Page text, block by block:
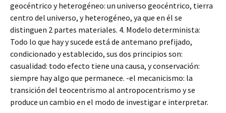
geocéntrico y heterogéneo: un universo geocéntrico, tierra
centro del universo, y heterogéneo, ya que en él se
distinguen 2 partes materiales. 4. Modelo determinista:
Todo lo que hay y sucede está de antemano prefijado,
condicionado y establecido, sus dos principios son:
casualidad: todo efecto tiene una causa, y conservación:
siempre hay algo que permanece. -el mecanicismo: la
transición del teocentrismo al antropocentrismo y se
produce un cambio en el modo de investigar e interpretar.